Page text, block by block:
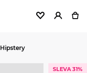
Hipstery
SLEVA 31%